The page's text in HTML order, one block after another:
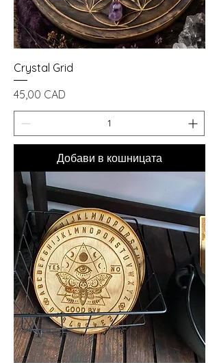
Crystal Grid
Цена
45,00 CAD
Добави в кошницата